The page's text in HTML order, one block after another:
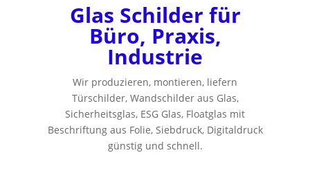
Glas Schilder für
Büro, Praxis,
Industrie
Wir produzieren, montieren, liefern
Türschilder, Wandschilder aus Glas,
Sicherheitsglas, ESG Glas, Floatglas mit
Beschriftung aus Folie, Siebdruck, Digitaldruck
günstig und schnell.